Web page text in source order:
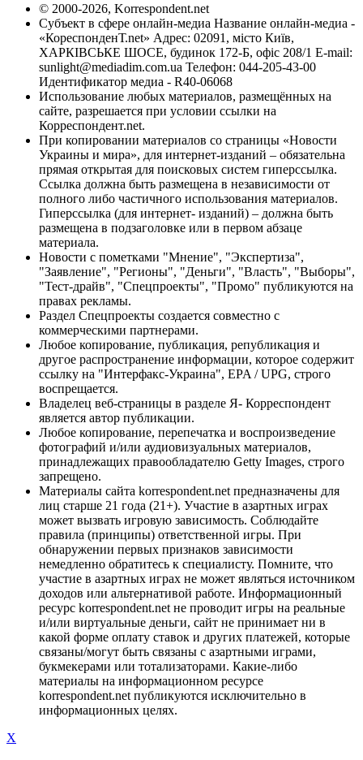
© 2000-2026, Korrespondent.net
Субъект в сфере онлайн-медиа Название онлайн-медиа -
«КореспонденТ.net» Адрес: 02091, місто Київ,
ХАРКІВСЬКЕ ШОСЕ, будинок 172-Б, офіс 208/1 E-mail:
sunlight@mediadim.com.ua Телефон: 044-205-43-00
Идентификатор медиа - R40-06068
Использование любых материалов, размещённых на
сайте, разрешается при условии ссылки на
Корреспондент.net.
При копировании материалов со страницы «Новости
Украины и мира», для интернет-изданий – обязательна
прямая открытая для поисковых систем гиперссылка.
Ссылка должна быть размещена в независимости от
полного либо частичного использования материалов.
Гиперссылка (для интернет- изданий) – должна быть
размещена в подзаголовке или в первом абзаце
материала.
Новости с пометками "Мнение", "Экспертиза",
"Заявление", "Регионы", "Деньги", "Власть", "Выборы",
"Тест-драйв", "Спецпроекты", "Промо" публикуются на
правах рекламы.
Раздел Спецпроекты создается совместно с
коммерческими партнерами.
Любое копирование, публикация, републикация и
другое распространение информации, которое содержит
ссылку на "Интерфакс-Украина", EPA / UPG, строго
воспрещается.
Владелец веб-страницы в разделе Я- Корреспондент
является автор публикации.
Любое копирование, перепечатка и воспроизведение
фотографий и/или аудиовизуальных материалов,
принадлежащих правообладателю Getty Images, строго
запрещено.
Материалы сайта korrespondent.net предназначены для
лиц старше 21 года (21+). Участие в азартных играх
может вызвать игровую зависимость. Соблюдайте
правила (принципы) ответственной игры. При
обнаружении первых признаков зависимости
немедленно обратитесь к специалисту. Помните, что
участие в азартных играх не может являться источником
доходов или альтернативой работе. Информационный
ресурс korrespondent.net не проводит игры на реальные
и/или виртуальные деньги, сайт не принимает ни в
какой форме оплату ставок и других платежей, которые
связаны/могут быть связаны с азартными играми,
букмекерами или тотализаторами. Какие-либо
материалы на информационном ресурсе
korrespondent.net публикуются исключительно в
информационных целях.
X